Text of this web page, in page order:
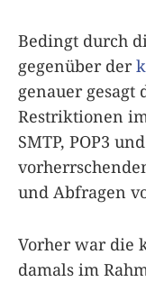
Bedingt durch
gegenüber der
genauer gesagt
Restriktionen
SMTP, POP3
und Abfragen
Vorher war die
damals im